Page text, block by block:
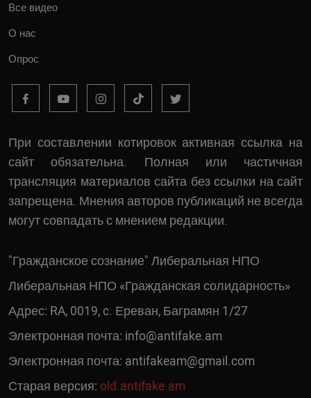
Все видео
О нас
Опрос
При составлении котировок активная ссылка на
сайт обязательна. Полная или частичная
трансляция материалов сайта без ссылки на сайт
запрещена. Мнения авторов публикаций не всегда
могут совпадать с мнением редакции.
"Гражданское сознание" Либеральная НПО
Либеральная НПО «Гражданская солидарность»
Адрес: RA, 0019, c. Ереван, Баграмян 1/27
Электронная почта: info@antifake.am
Электронная почта: antifakeam@gmail.com
Старая версия: old.antifake.am